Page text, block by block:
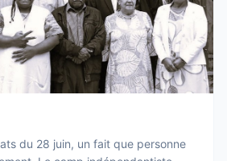
du 28 juin, un fait que personne